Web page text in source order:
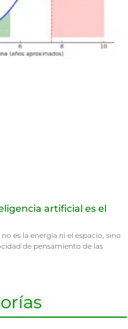
artificial es el
es la energía ni el espacio, sino
de pensamiento de las